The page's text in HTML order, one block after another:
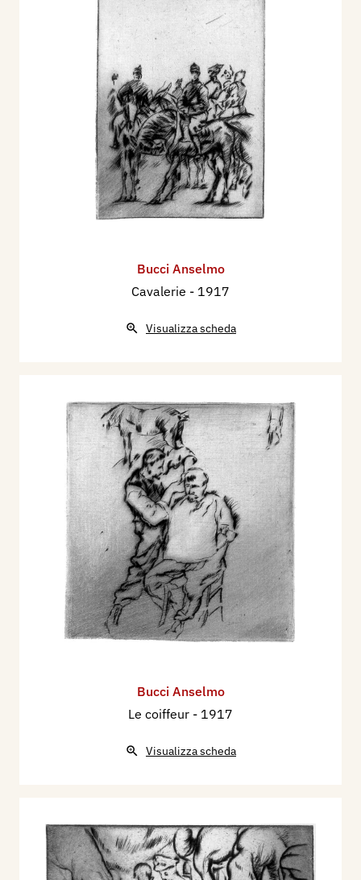
Bucci Anselmo
Cavalerie - 1917
Visualizza scheda
Bucci Anselmo
Le coiffeur - 1917
Visualizza scheda